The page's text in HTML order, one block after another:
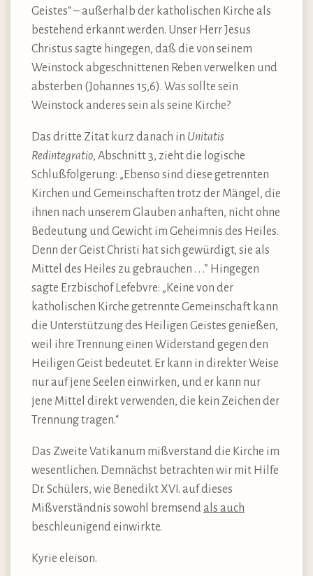
Geistes“ – außerhalb der katholischen Kirche als
bestehend erkannt werden. Unser Herr Jesus
Christus sagte hingegen, daß die von seinem
Weinstock abgeschnittenen Reben verwelken und
absterben (Johannes 15,6). Was sollte sein
Weinstock anderes sein als seine Kirche?
Das dritte Zitat kurz danach in Unitatis
Redintegratio, Abschnitt 3, zieht die logische
Schlußfolgerung: „Ebenso sind diese getrennten
Kirchen und Gemeinschaften trotz der Mängel, die
ihnen nach unserem Glauben anhaften, nicht ohne
Bedeutung und Gewicht im Geheimnis des Heiles.
Denn der Geist Christi hat sich gewürdigt, sie als
Mittel des Heiles zu gebrauchen . . .” Hingegen
sagte Erzbischof Lefebvre: „Keine von der
katholischen Kirche getrennte Gemeinschaft kann
die Unterstützung des Heiligen Geistes genießen,
weil ihre Trennung einen Widerstand gegen den
Heiligen Geist bedeutet. Er kann in direkter Weise
nur auf jene Seelen einwirken, und er kann nur
jene Mittel direkt verwenden, die kein Zeichen der
Trennung tragen.“
Das Zweite Vatikanum mißverstand die Kirche im
wesentlichen. Demnächst betrachten wir mit Hilfe
Dr. Schülers, wie Benedikt XVI. auf dieses
Mißverständnis sowohl bremsendals auch
beschleunigend einwirkte.
Kyrie eleison.